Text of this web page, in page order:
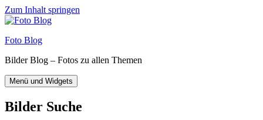
Zum Inhalt springen
Foto Blog
Bilder Blog – Fotos zu allen Themen
Menü und Widgets
Bilder Suche